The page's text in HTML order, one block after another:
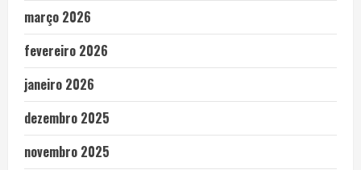
março 2026
fevereiro 2026
janeiro 2026
dezembro 2025
novembro 2025